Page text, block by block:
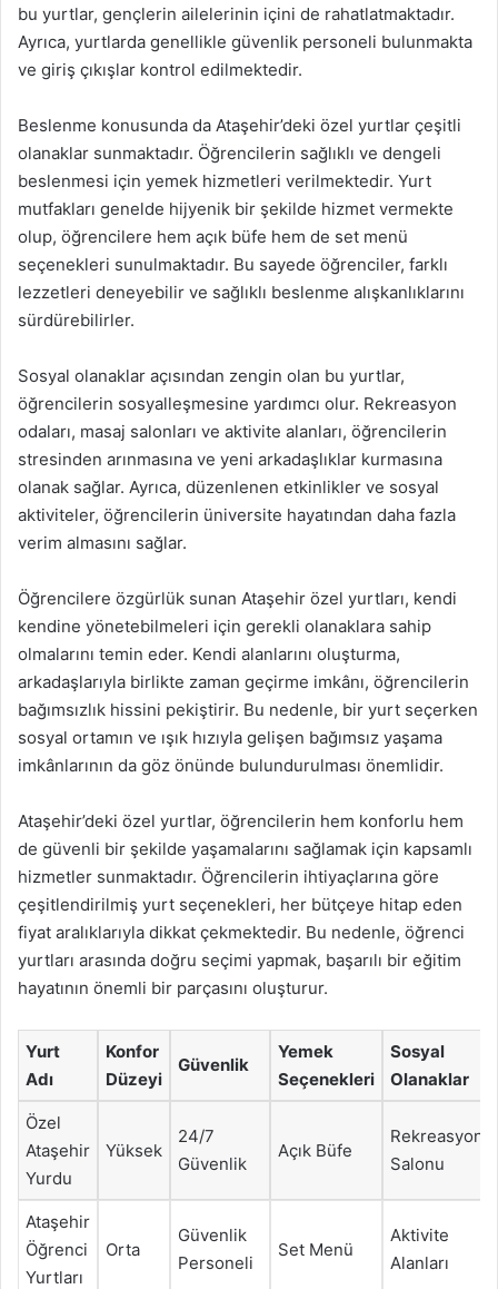
bu yurtlar, gençlerin ailelerinin içini de rahatlatmaktadır.
Ayrıca, yurtlarda genellikle güvenlik personeli bulunmakta
ve giriş çıkışlar kontrol edilmektedir.
Beslenme konusunda da Ataşehir’deki özel yurtlar çeşitli
olanaklar sunmaktadır. Öğrencilerin sağlıklı ve dengeli
beslenmesi için yemek hizmetleri verilmektedir. Yurt
mutfakları genelde hijyenik bir şekilde hizmet vermekte
olup, öğrencilere hem açık büfe hem de set menü
seçenekleri sunulmaktadır. Bu sayede öğrenciler, farklı
lezzetleri deneyebilir ve sağlıklı beslenme alışkanlıklarını
sürdürebilirler.
Sosyal olanaklar açısından zengin olan bu yurtlar,
öğrencilerin sosyalleşmesine yardımcı olur. Rekreasyon
odaları, masaj salonları ve aktivite alanları, öğrencilerin
stresinden arınmasına ve yeni arkadaşlıklar kurmasına
olanak sağlar. Ayrıca, düzenlenen etkinlikler ve sosyal
aktiviteler, öğrencilerin üniversite hayatından daha fazla
verim almasını sağlar.
Öğrencilere özgürlük sunan Ataşehir özel yurtları, kendi
kendine yönetebilmeleri için gerekli olanaklara sahip
olmalarını temin eder. Kendi alanlarını oluşturma,
arkadaşlarıyla birlikte zaman geçirme imkânı, öğrencilerin
bağımsızlık hissini pekiştirir. Bu nedenle, bir yurt seçerken
sosyal ortamın ve ışık hızıyla gelişen bağımsız yaşama
imkânlarının da göz önünde bulundurulması önemlidir.
Ataşehir’deki özel yurtlar, öğrencilerin hem konforlu hem
de güvenli bir şekilde yaşamalarını sağlamak için kapsamlı
hizmetler sunmaktadır. Öğrencilerin ihtiyaçlarına göre
çeşitlendirilmiş yurt seçenekleri, her bütçeye hitap eden
fiyat aralıklarıyla dikkat çekmektedir. Bu nedenle, öğrenci
yurtları arasında doğru seçimi yapmak, başarılı bir eğitim
hayatının önemli bir parçasını oluşturur.
Yurt
Adı
Konfor
Düzeyi
Güvenlik
Yemek
Seçenekleri
Sosyal
Olanaklar
Özel
Ataşehir
Yurdu
Yüksek
24/7
Güvenlik
Açık Büfe
Rekreasyon
Salonu
Ataşehir
Öğrenci
Yurtları
Orta
Güvenlik
Personeli
Set Menü
Aktivite
Alanları